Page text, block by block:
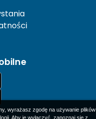
wyrażasz zgodę na używanie plików
Aby je wyłączyć, zapoznaj się z